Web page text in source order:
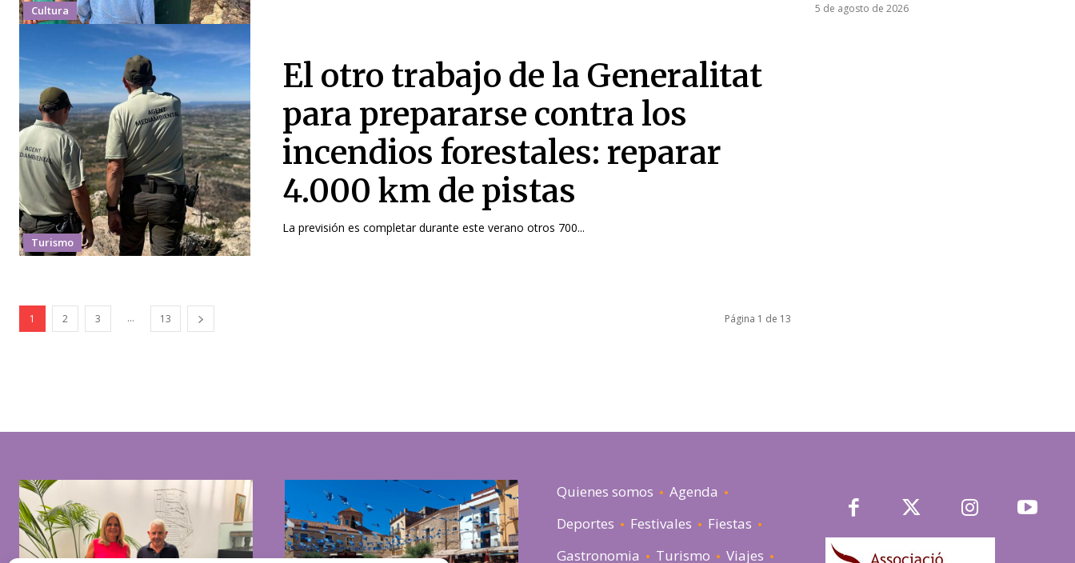
Cultura
Turismo
El otro trabajo de la Generalitat
para prepararse contra los
incendios forestales: reparar
4.000 km de pistas
La previsión es completar durante este verano otros 700...
1 2 3 ... 13 Página 1 de 13
5 de agosto de 2026
Quienes somos
Agenda
Deportes
Festivales
Fiestas
Gastronomia
Turismo Viajes